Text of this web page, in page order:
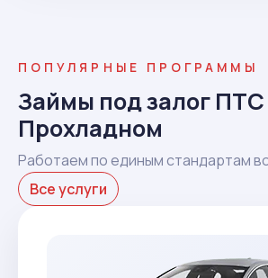
ПОПУЛЯРНЫЕ ПРОГРАММЫ
Займы под залог ПТС
Прохладном
Работаем по единым стандартам
Все услуги